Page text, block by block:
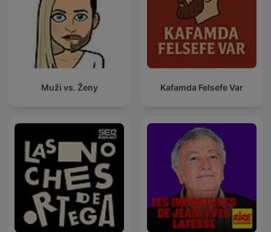
Muži vs. Ženy Kafamda Felsefe Var